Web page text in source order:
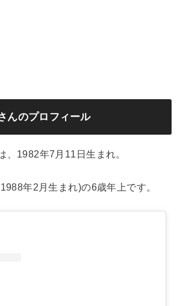
んのプロフィール
、1982年7月11日生まれ。
年2月生まれ)の6歳年上です。